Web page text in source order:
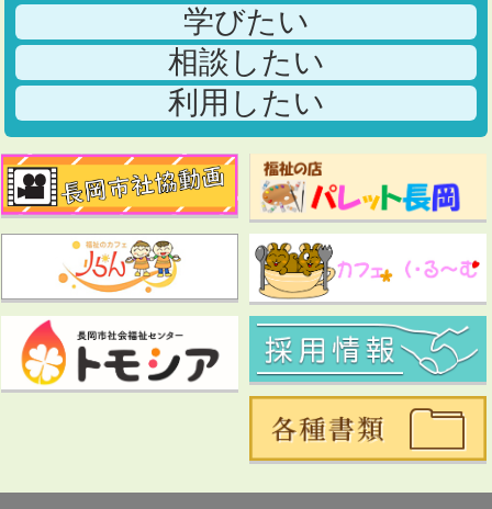
学びたい
相談したい
利用したい